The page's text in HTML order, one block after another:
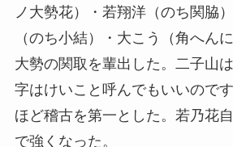
ノ大勢花）・若翔洋（のち関脇
（のち小結）・大こう（角へん
大勢の関取を輩出した。二子山
字はけいこと呼んでもいいので
ほど稽古を第一とした。若乃花
で強くなった。